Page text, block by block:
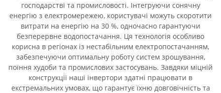
господарстві та промисловості. Інтегруючи сонячну
енергію з електромережею, користувачі можуть скоротити
витрати на енергію на 30 %, одночасно гарантуючи
безперервне водопостачання. Ця технологія особливо
корисна в регіонах із нестабільним електропостачанням,
забезпечуючи оптимальну роботу систем зрошування,
поїння худоби та промислових застосувань. Завдяки міцній
конструкції наші інвертори здатні працювати в
екстремальних умовах, що гарантує їхню довговічність та